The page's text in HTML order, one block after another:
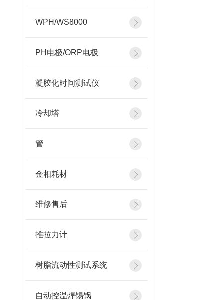
WPH/WS8000
PH电极/ORP电极
凝胶化时间测试仪
冷却塔
管
金相耗材
维修售后
推拉力计
树脂流动性测试系统
自动控温焊锡锅